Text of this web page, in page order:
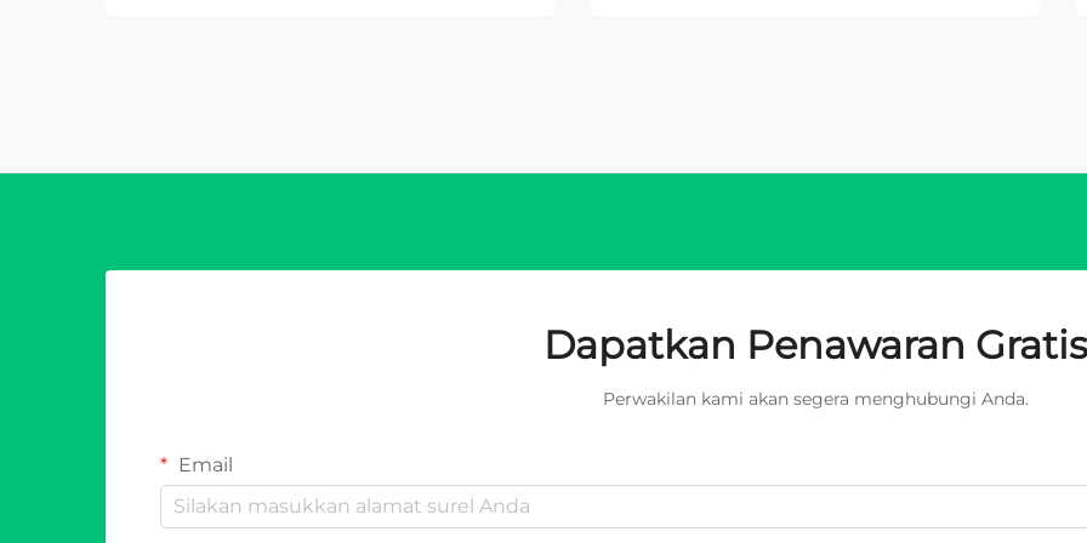
Dapatkan Penawaran Gratis
Perwakilan kami akan segera menghubungi Anda.
Email